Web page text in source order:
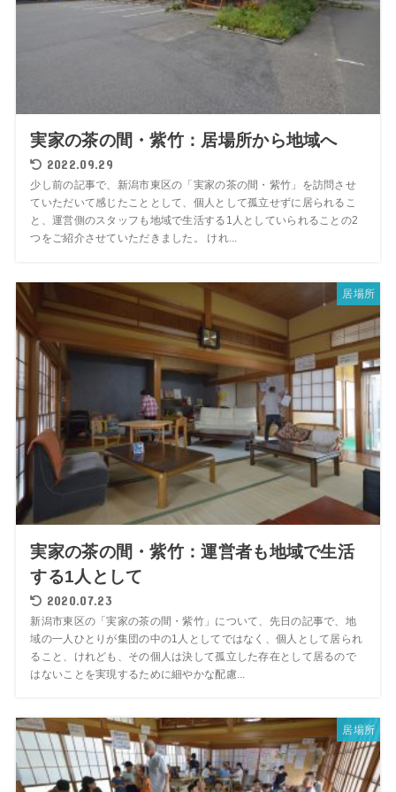
実家の茶の間・紫竹：居場所から地域へ
2022.09.29
少し前の記事で、新潟市東区の「実家の茶の間・紫竹」を訪問させ
ていただいて感じたこととして、個人として孤立せずに居られるこ
と、運営側のスタッフも地域で生活する1人としていられることの2
つをご紹介させていただきました。 けれ...
居場所
実家の茶の間・紫竹：運営者も地域で生活
する1人として
2020.07.23
新潟市東区の「実家の茶の間・紫竹」について、先日の記事で、地
域の一人ひとりが集団の中の1人としてではなく、個人として居られ
ること、けれども、その個人は決して孤立した存在として居るので
はないことを実現するために細やかな配慮...
居場所